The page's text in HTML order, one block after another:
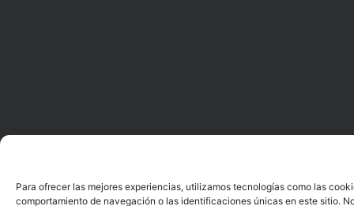
Para ofrecer las mejores experiencias, utilizamos tecnologías como las
comportamiento de navegación o las identificaciones únicas en este sitio.